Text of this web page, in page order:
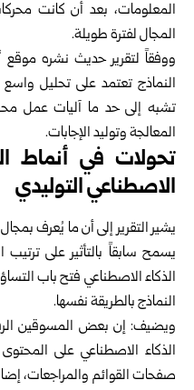
المعلومات، بعد أن كانت
المجال لفترة طويلة.
ووفقاً لتقرير حديث نشره موقع
النماذج تعتمد على تحليل واسع
تشبه إلى حد ما آليات عمل
المعالجة وتوليد الإجابات.
تحولات في أنماط
الاصطناعي التوليدي
يسمح سابقاً بالتأثير على
الذكاء الاصطناعي فتح باب
النماذج بالطريقة نفسها.
ويضيف: إن بعض المسوقين
الذكاء الاصطناعي على
صفحات القوائم والمراجعات،